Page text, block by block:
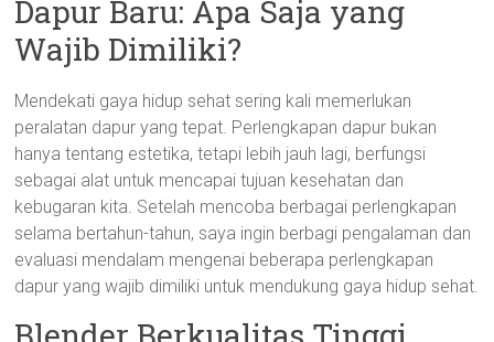
Dapur Baru: Apa Saja yang
Wajib Dimiliki?
Mendekati gaya hidup sehat sering kali memerlukan
peralatan dapur yang tepat. Perlengkapan dapur bukan
hanya tentang estetika, tetapi lebih jauh lagi, berfungsi
sebagai alat untuk mencapai tujuan kesehatan dan
kebugaran kita. Setelah mencoba berbagai perlengkapan
selama bertahun-tahun, saya ingin berbagi pengalaman dan
evaluasi mendalam mengenai beberapa perlengkapan
dapur yang wajib dimiliki untuk mendukung gaya hidup sehat.